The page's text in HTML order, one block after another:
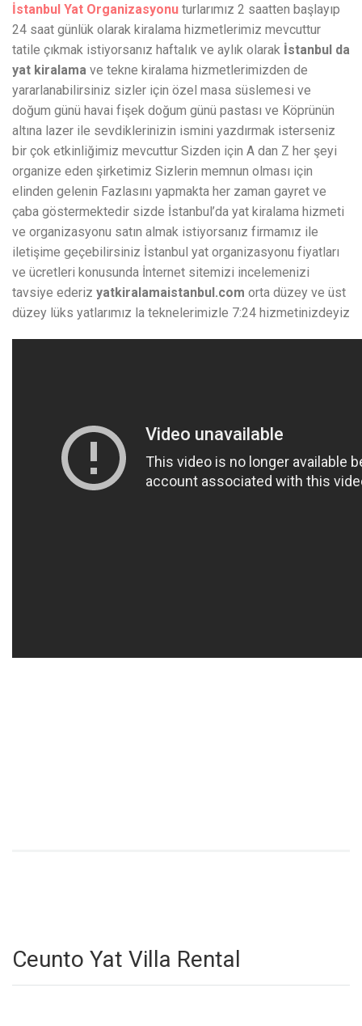
İstanbul Yat Organizasyonu turlarımız 2 saatten başlayıp
24 saat günlük olarak kiralama hizmetlerimiz mevcuttur
tatile çıkmak istiyorsanız haftalık ve aylık olarak İstanbul da
yat kiralama ve tekne kiralama hizmetlerimizden de
yararlanabilirsiniz sizler için özel masa süslemesi ve
doğum günü havai fişek doğum günü pastası ve Köprünün
altına lazer ile sevdiklerinizin ismini yazdırmak isterseniz
bir çok etkinliğimiz mevcuttur Sizden için A dan Z her şeyi
organize eden şirketimiz Sizlerin memnun olması için
elinden gelenin Fazlasını yapmakta her zaman gayret ve
çaba göstermektedir sizde İstanbul’da yat kiralama hizmeti
ve organizasyonu satın almak istiyorsanız firmamız ile
iletişime geçebilirsiniz İstanbul yat organizasyonu fiyatları
ve ücretleri konusunda İnternet sitemizi incelemenizi
tavsiye ederiz yatkiralamaistanbul.com orta düzey ve üst
düzey lüks yatlarımız la teknelerimizle 7:24 hizmetinizdeyiz
Ceunto Yat Villa Rental